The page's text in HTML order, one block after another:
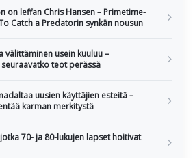
on leffan Chris Hansen – Primetime-
Catch a Predatorin synkän nousun
välittäminen usein kuuluu –
teot perässä
uusien käyttäjien esteitä –
karman merkitystä
70- ja 80-lukujen lapset hoitivat